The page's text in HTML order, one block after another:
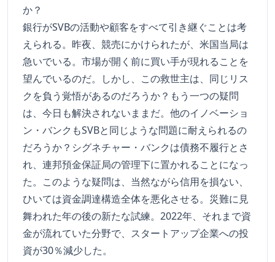
か？
銀行がSVBの活動や顧客をすべて引き継ぐことは考
えられる。昨夜、競売にかけられたが、米国当局は
急いでいる。市場が開く前に買い手が現れることを
望んでいるのだ。しかし、この救世主は、同じリス
クを負う覚悟があるのだろうか？もう一つの疑問
は、今日も解決されないままだ。他のイノベーショ
ン・バンクもSVBと同じような問題に耐えられるの
だろうか？シグネチャー・バンクは債務不履行とさ
れ、連邦預金保証局の管理下に置かれることになっ
た。このような疑問は、当然ながら信用を損ない、
ひいては資金調達構造全体を悪化させる。災難に見
舞われた年の後の新たな試練。2022年、それまで資
金が流れていた分野で、スタートアップ企業への投
資が30％減少した。